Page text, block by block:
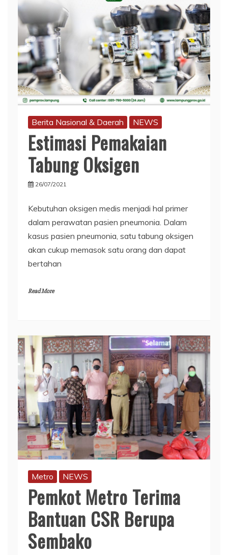
Berita Nasional & Daerah NEWS
Estimasi Pemakaian
Tabung Oksigen
26/07/2021
Kebutuhan oksigen medis menjadi hal primer
dalam perawatan pasien pneumonia. Dalam
kasus pasien pneumonia, satu tabung oksigen
akan cukup memasok satu orang dan dapat
bertahan
Read More
Metro NEWS
Pemkot Metro Terima
Bantuan CSR Berupa
Sembako